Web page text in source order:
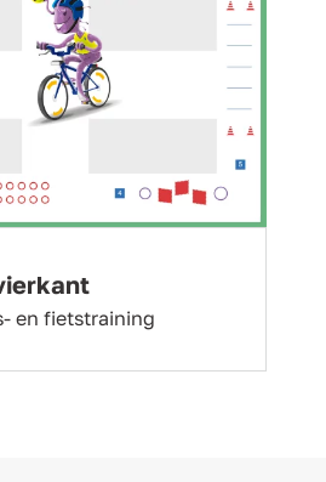
en fietstraining